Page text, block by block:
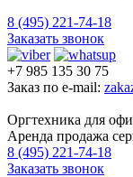
8 (495) 221-74-18
Заказать звонок
+7 985 135 30 75
Заказ по e-mail:
Оргтехника для
Аренда продажа
8 (495) 221-74-18
Заказать звонок